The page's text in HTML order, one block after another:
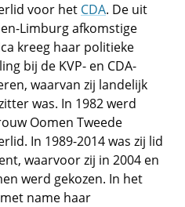
voor het CDA. De uit
Limburg afkomstige
kreeg haar politieke
bij de KVP- en CDA-
waarvan zij landelijk
was. In 1982 werd
Oomen Tweede
In 1989-2014 was zij lid
waarvoor zij in 2004 en
werd gekozen. In het
name haar